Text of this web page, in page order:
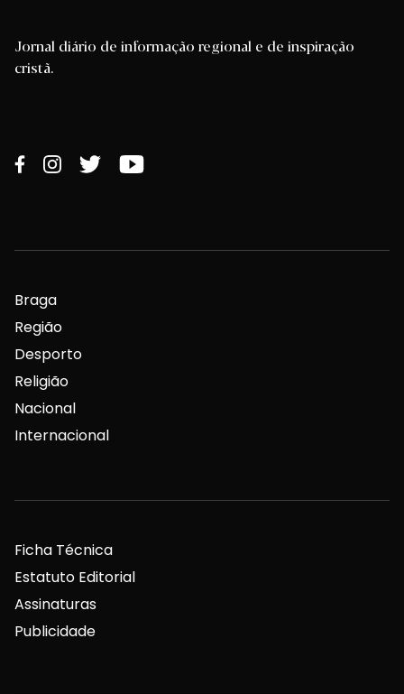
Jornal diário de informação regional e de inspiração
cristã.
Braga
Região
Desporto
Religião
Nacional
Internacional
Ficha Técnica
Estatuto Editorial
Assinaturas
Publicidade